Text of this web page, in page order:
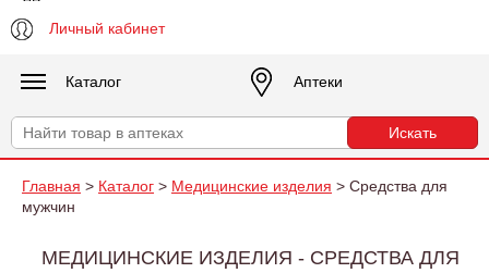
Личный кабинет
Каталог Аптеки
Главная > Каталог > Медицинские изделия > Средства для
мужчин
МЕДИЦИНСКИЕ ИЗДЕЛИЯ - СРЕДСТВА ДЛЯ